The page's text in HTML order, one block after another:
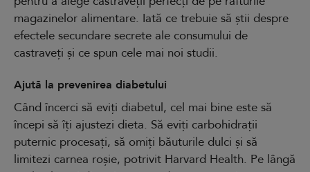
magazinelor alimentare. Iată ce trebuie să știi despre
efectele secundare secrete ale consumului de
castraveți și ce spun cele mai noi studii.
Ajută la prevenirea diabetului
Când încerci să eviți diabetul, cel mai bine este să
începi să îți ajustezi dieta. Să eviți carbohidrații
puternic procesați, să omiți băuturile dulci și să
limitezi carnea roșie, potrivit Harvard Health. Pe lângă